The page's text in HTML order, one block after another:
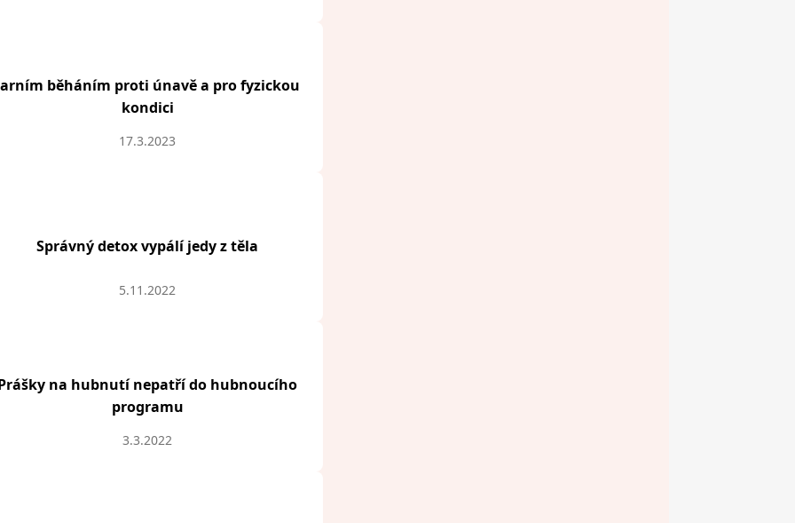
běháním proti únavě a pro fyzickou
kondici
17.3.2023
Správný detox vypálí jedy z těla
5.11.2022
na hubnutí nepatří do hubnoucího
programu
3.3.2022